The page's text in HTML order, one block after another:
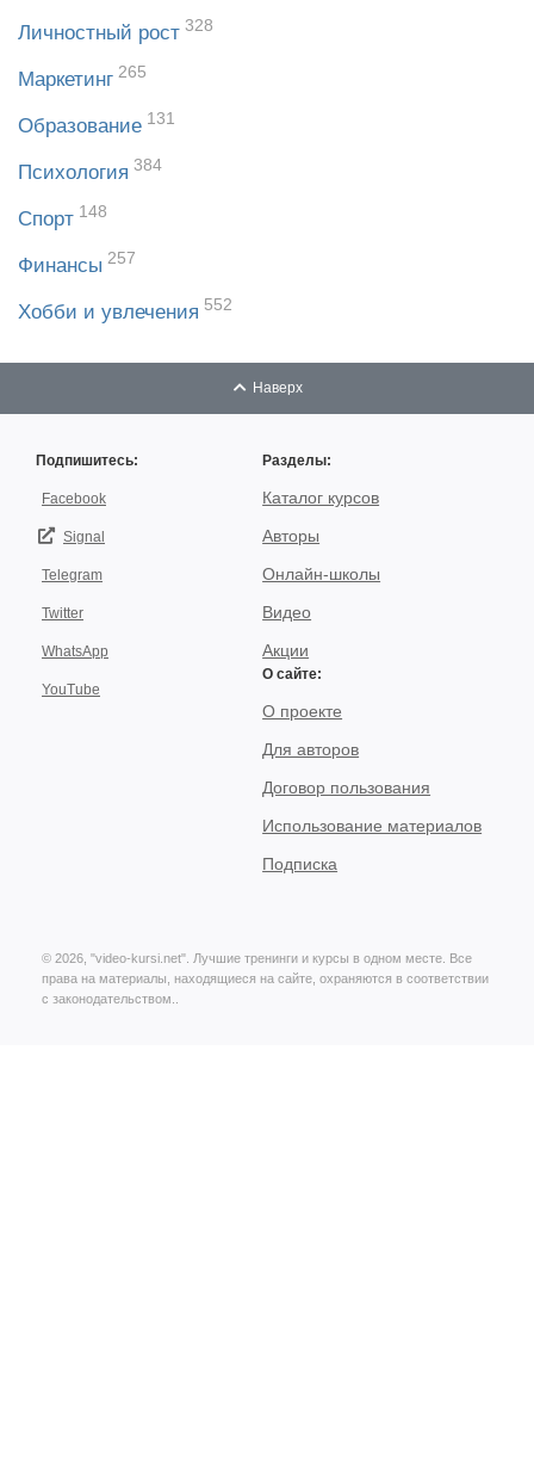
Личностный рост 328
Маркетинг 265
Образование 131
Психология 384
Спорт 148
Финансы 257
Хобби и увлечения 552
Наверх
Подпишитесь:
Facebook
Signal
Telegram
Twitter
WhatsApp
YouTube
Разделы:
Каталог курсов
Авторы
Онлайн-школы
Видео
Акции
О сайте:
О проекте
Для авторов
Договор пользования
Использование материалов
Подписка
© 2026, "video-kursi.net". Лучшие тренинги и курсы в одном месте. Все
права на материалы, находящиеся на сайте, охраняются в соответствии
с законодательством..